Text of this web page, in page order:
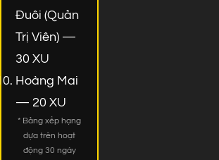
Đuôi (Quản
Trị Viên) —
30 XU
Hoàng Mai
— 20 XU
* Bảng xếp hạng
dựa trên hoạt
động 30 ngày